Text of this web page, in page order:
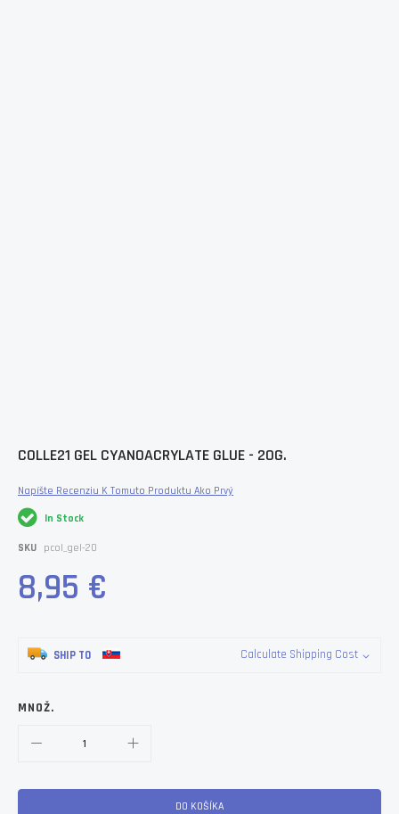
Skip
beginning
of
the
images
gallery
COLLE21 GEL CYANOACRYLATE GLUE - 20G.
Napíšte Recenziu K Tomuto Produktu Ako Prvý
In Stock
SKU pcol_gel-20
8,95 €
SHIP TO Calculate Shipping Cost
MNOŽ.
DO KOŠÍKA